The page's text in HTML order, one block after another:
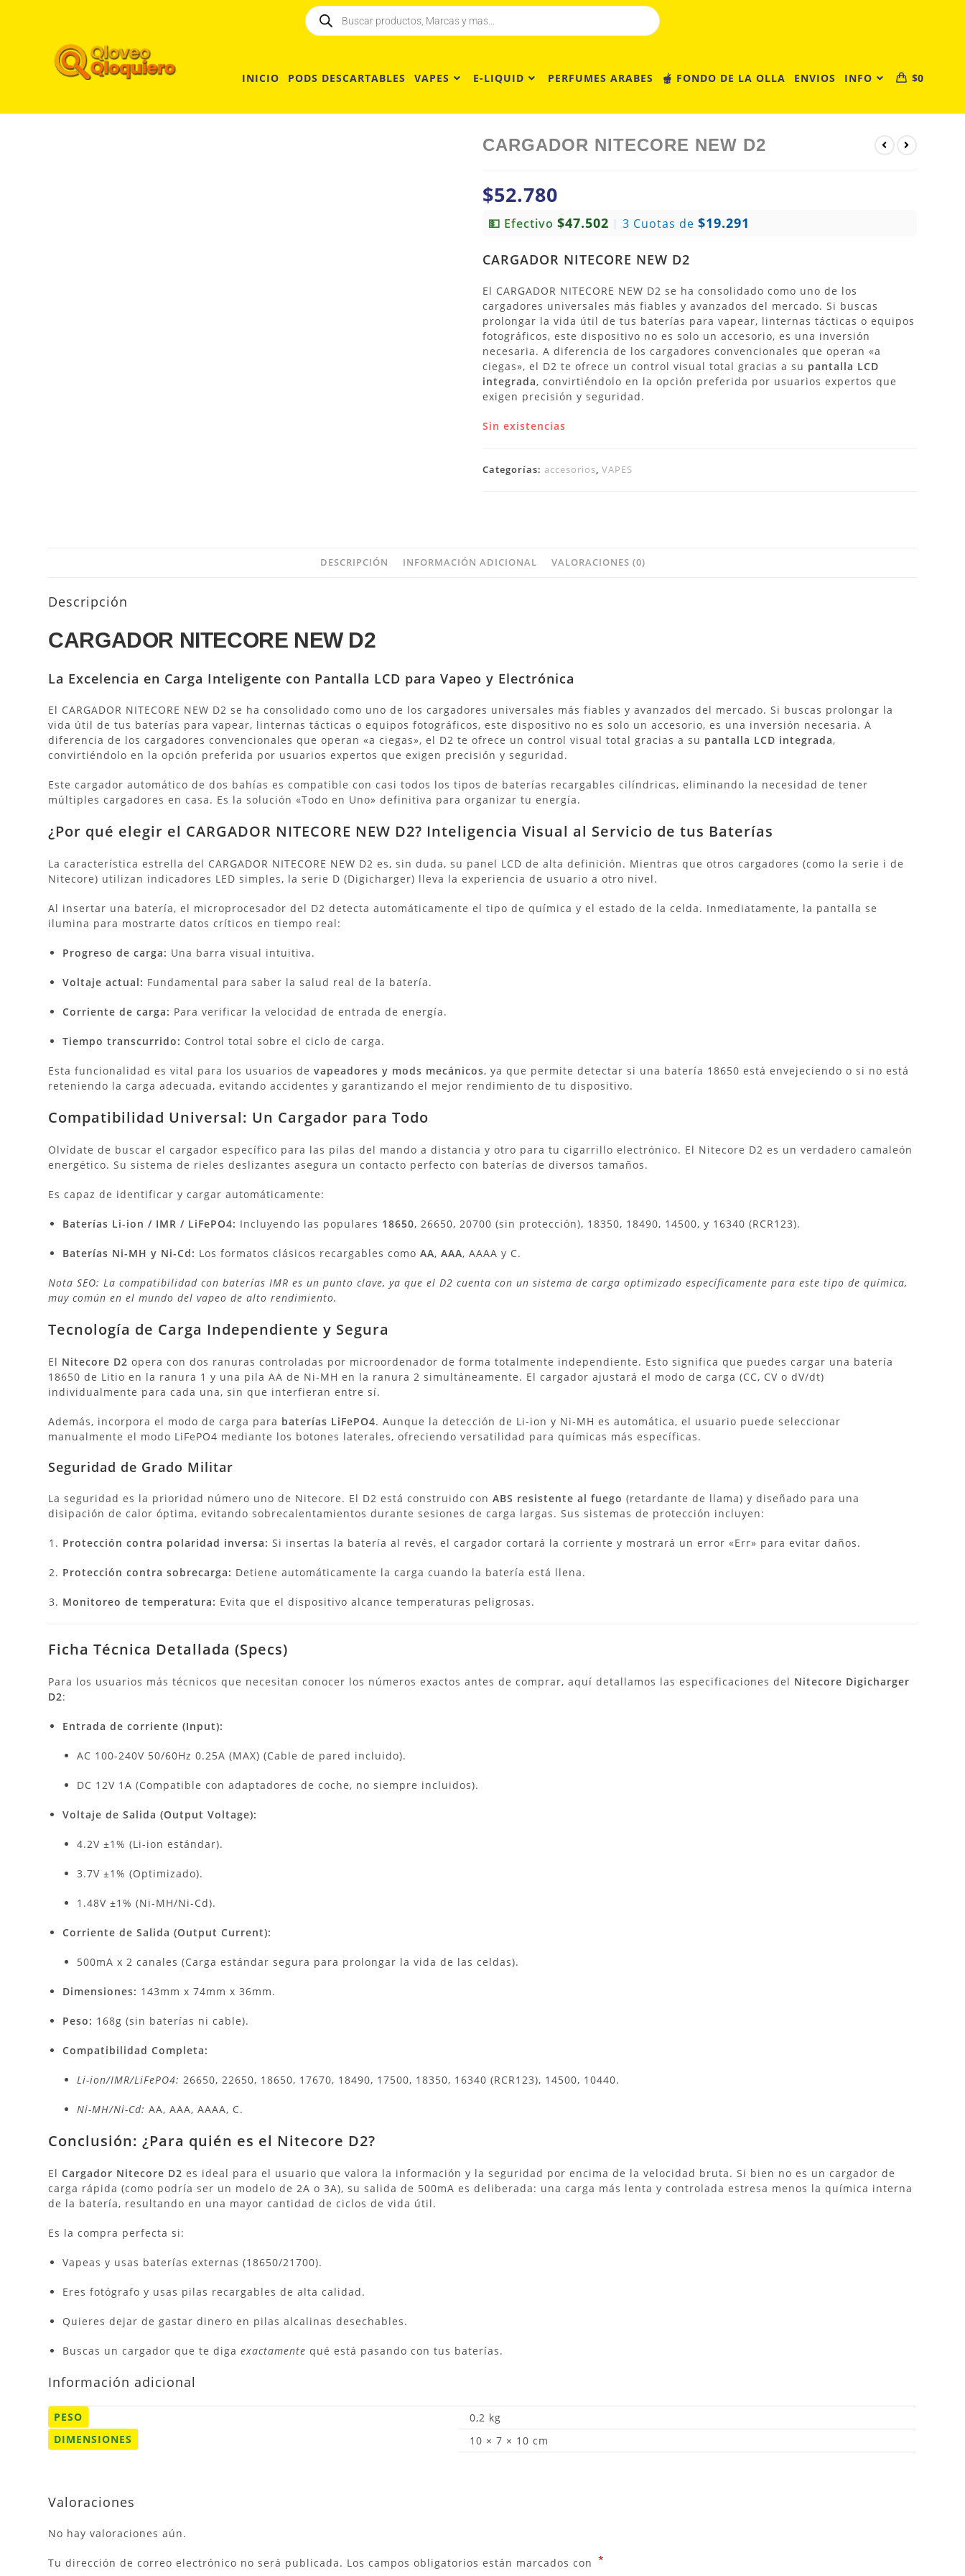
INICIO PODS DESCARTABLES VAPES E-LIQUID PERFUMES ARABES 🫕 FONDO DE LA OLLA ENVIOS INFO $0
CARGADOR NITECORE NEW D2
$52.780
💵 Efectivo $47.502 | 3 Cuotas de $19.291
CARGADOR NITECORE NEW D2
El CARGADOR NITECORE NEW D2 se ha consolidado como uno de los
cargadores universales más fiables y avanzados del mercado. Si buscas
prolongar la vida útil de tus baterías para vapear, linternas tácticas o equipos
fotográficos, este dispositivo no es solo un accesorio, es una inversión
necesaria. A diferencia de los cargadores convencionales que operan «a
ciegas», el D2 te ofrece un control visual total gracias a su pantalla LCD
integrada, convirtiéndolo en la opción preferida por usuarios expertos que
exigen precisión y seguridad.
Sin existencias
Categorías: accesorios, VAPES
DESCRIPCIÓN INFORMACIÓN ADICIONAL VALORACIONES (0)
Descripción
CARGADOR NITECORE NEW D2
La Excelencia en Carga Inteligente con Pantalla LCD para Vapeo y Electrónica
El CARGADOR NITECORE NEW D2 se ha consolidado como uno de los cargadores universales más fiables y avanzados del mercado. Si buscas prolongar la
vida útil de tus baterías para vapear, linternas tácticas o equipos fotográficos, este dispositivo no es solo un accesorio, es una inversión necesaria. A
diferencia de los cargadores convencionales que operan «a ciegas», el D2 te ofrece un control visual total gracias a su pantalla LCD integrada,
convirtiéndolo en la opción preferida por usuarios expertos que exigen precisión y seguridad.
Este cargador automático de dos bahías es compatible con casi todos los tipos de baterías recargables cilíndricas, eliminando la necesidad de tener
múltiples cargadores en casa. Es la solución «Todo en Uno» definitiva para organizar tu energía.
¿Por qué elegir el CARGADOR NITECORE NEW D2? Inteligencia Visual al Servicio de tus Baterías
La característica estrella del CARGADOR NITECORE NEW D2 es, sin duda, su panel LCD de alta definición. Mientras que otros cargadores (como la serie i de
Nitecore) utilizan indicadores LED simples, la serie D (Digicharger) lleva la experiencia de usuario a otro nivel.
Al insertar una batería, el microprocesador del D2 detecta automáticamente el tipo de química y el estado de la celda. Inmediatamente, la pantalla se
ilumina para mostrarte datos críticos en tiempo real:
Progreso de carga: Una barra visual intuitiva.
Voltaje actual: Fundamental para saber la salud real de la batería.
Corriente de carga: Para verificar la velocidad de entrada de energía.
Tiempo transcurrido: Control total sobre el ciclo de carga.
Esta funcionalidad es vital para los usuarios devapeadores y mods mecánicos, ya que permite detectar si una batería 18650 está envejeciendo o si no está
reteniendo la carga adecuada, evitando accidentes y garantizando el mejor rendimiento de tu dispositivo.
Compatibilidad Universal: Un Cargador para Todo
Olvídate de buscar el cargador específico para las pilas del mando a distancia y otro para tu cigarrillo electrónico. El Nitecore D2 es un verdadero camaleón
energético.Su sistema de rieles deslizantes asegura un contacto perfecto con baterías de diversos tamaños.
Es capaz de identificar y cargar automáticamente:
Baterías Li-ion / IMR / LiFePO4: Incluyendo las populares 18650, 26650, 20700 (sin protección), 18350, 18490, 14500, y 16340 (RCR123).
Baterías Ni-MH y Ni-Cd: Los formatos clásicos recargables comoAA,AAA, AAAA y C.
Nota SEO: La compatibilidad con baterías IMR es un punto clave, ya que el D2 cuenta con un sistema de carga optimizado específicamente para este tipo de química,
muy común en el mundo del vapeo de alto rendimiento.
Tecnología de Carga Independiente y Segura
El Nitecore D2 opera con dos ranuras controladas por microordenador de forma totalmente independiente. Esto significa que puedes cargar una batería
18650 de Litio en la ranura 1 y una pila AA de Ni-MH en la ranura 2 simultáneamente. El cargador ajustará el modo de carga (CC, CV o dV/dt)
individualmente para cada una, sin que interfieran entre sí.
Además, incorpora el modo de carga para baterías LiFePO4. Aunque la detección de Li-ion y Ni-MH es automática, el usuario puede seleccionar
manualmente el modo LiFePO4 mediante los botones laterales, ofreciendo versatilidad para químicas más específicas.
Seguridad de Grado Militar
La seguridad es la prioridad número uno de Nitecore. El D2 está construido conABS resistente al fuego (retardante de llama) y diseñado para una
disipación de calor óptima, evitando sobrecalentamientos durante sesiones de carga largas. Sus sistemas de protección incluyen:
Protección contra polaridad inversa: Si insertas la batería al revés, el cargador cortará la corriente y mostrará un error «Err» para evitar daños.
Protección contra sobrecarga: Detiene automáticamente la carga cuando la batería está llena.
Monitoreo de temperatura: Evita que el dispositivo alcance temperaturas peligrosas.
Ficha Técnica Detallada (Specs)
Para los usuarios más técnicos que necesitan conocer los números exactos antes de comprar, aquí detallamos las especificaciones del Nitecore Digicharger
D2:
Entrada de corriente (Input):
AC 100-240V 50/60Hz 0.25A (MAX) (Cable de pared incluido).
DC 12V 1A (Compatible con adaptadores de coche, no siempre incluidos).
Voltaje de Salida (Output Voltage):
4.2V ±1% (Li-ion estándar).
3.7V ±1% (Optimizado).
1.48V ±1% (Ni-MH/Ni-Cd).
Corriente de Salida (Output Current):
500mA x 2 canales (Carga estándar segura para prolongar la vida de las celdas).
Dimensiones: 143mm x 74mm x 36mm.
Peso: 168g (sin baterías ni cable).
Compatibilidad Completa:
Li-ion/IMR/LiFePO4: 26650, 22650, 18650, 17670, 18490, 17500, 18350, 16340 (RCR123), 14500, 10440.
Ni-MH/Ni-Cd: AA, AAA, AAAA, C.
Conclusión: ¿Para quién es el Nitecore D2?
ElCargador Nitecore D2 es ideal para el usuario que valora la información y la seguridad por encima de la velocidad bruta.Si bien no es un cargador de
carga rápida (como podría ser un modelo de 2A o 3A), su salida de 500mA es deliberada: una carga más lenta y controlada estresa menos la química interna
de la batería, resultando en una mayor cantidad de ciclos de vida útil.
Es la compra perfecta si:
Vapeas y usas baterías externas (18650/21700).
Eres fotógrafo y usas pilas recargables de alta calidad.
Quieres dejar de gastar dinero en pilas alcalinas desechables.
Buscas un cargador que te digaexactamente qué está pasando con tus baterías.
Información adicional
PESO
0,2 kg
DIMENSIONES
10 × 7 × 10 cm
Valoraciones
No hay valoraciones aún.
Tu dirección de correo electrónico no será publicada. Los campos obligatorios están marcados con *